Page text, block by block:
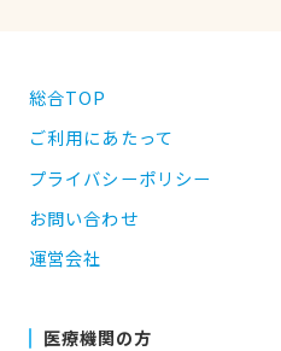
総合TOP
ご利用にあたって
プライバシーポリシー
お問い合わせ
運営会社
医療機関の方